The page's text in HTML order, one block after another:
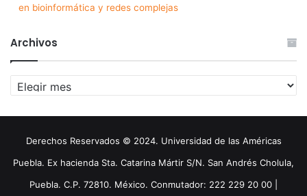
en bioinformática y redes complejas
Archivos
Archivos
Derechos Reservados © 2024. Universidad de las Américas
Puebla. Ex hacienda Sta. Catarina Mártir S/N. San Andrés Cholula,
Puebla. C.P. 72810. México. Conmutador: 222 229 20 00 |